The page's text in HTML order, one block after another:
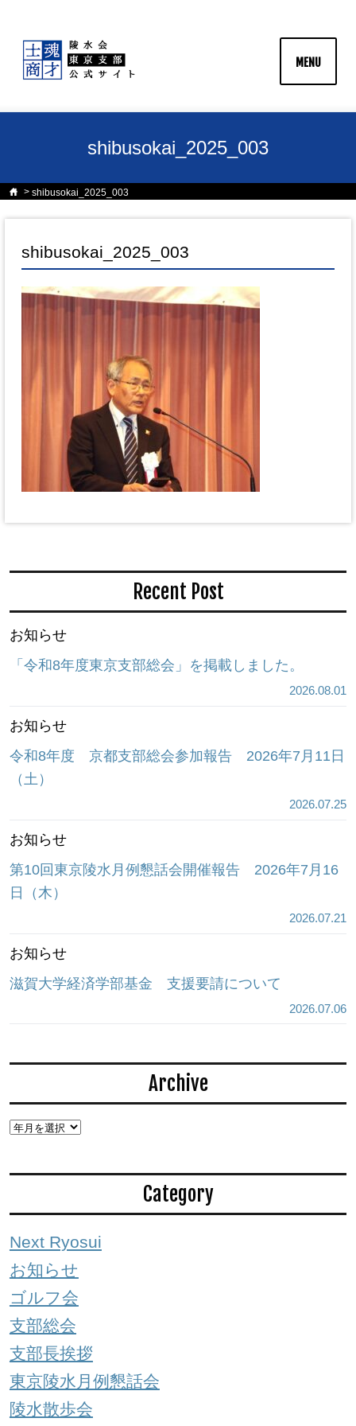
MENU
shibusokai_2025_003
shibusokai_2025_003
shibusokai_2025_003
Recent Post
お知らせ
「令和8年度東京支部総会」を掲載しました。
2026.08.01
お知らせ
令和8年度 京都支部総会参加報告 2026年7月11日
（土）
2026.07.25
お知らせ
第10回東京陵水月例懇話会開催報告 2026年7月16
日（木）
2026.07.21
お知らせ
滋賀大学経済学部基金 支援要請について
2026.07.06
Archive
Category
Next Ryosui
お知らせ
ゴルフ会
支部総会
支部長挨拶
東京陵水月例懇話会
陵水散歩会